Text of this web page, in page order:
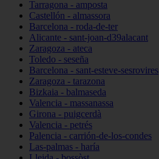
Tarragona - amposta
Castellón - almassora
Barcelona - roda-de-ter
Alicante - sant-joan-d39alacant
Zaragoza - ateca
Toledo - seseña
Barcelona - sant-esteve-sesrovires
Zaragoza - tarazona
Bizkaia - balmaseda
Valencia - massanassa
Girona - puigcerdà
Valencia - petrés
Palencia - carrión-de-los-condes
Las-palmas - haría